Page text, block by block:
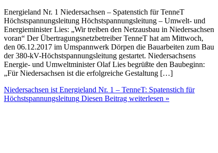
Energieland Nr. 1 Niedersachsen – Spatenstich für TenneT
Höchstspannungsleitung Höchstspannungsleitung – Umwelt- und
Energieminister Lies: „Wir treiben den Netzausbau in Niedersachsen
voran“ Der Übertragungsnetzbetreiber TenneT hat am Mittwoch,
den 06.12.2017 im Umspannwerk Dörpen die Bauarbeiten zum Bau
der 380-kV-Höchstspannungsleitung gestartet. Niedersachsens
Energie- und Umweltminister Olaf Lies begrüßte den Baubeginn:
„Für Niedersachsen ist die erfolgreiche Gestaltung […]
Niedersachsen ist Energieland Nr. 1 – TenneT: Spatenstich für
Höchstspannungsleitung Diesen Beitrag weiterlesen »